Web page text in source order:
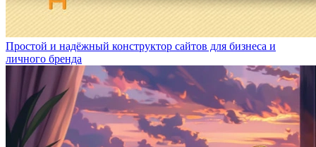
Простой и надёжный конструктор сайтов для бизнеса и
личного бренда